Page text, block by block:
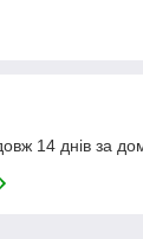
14 днів за